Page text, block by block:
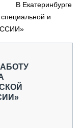
В Екатеринбурге
и